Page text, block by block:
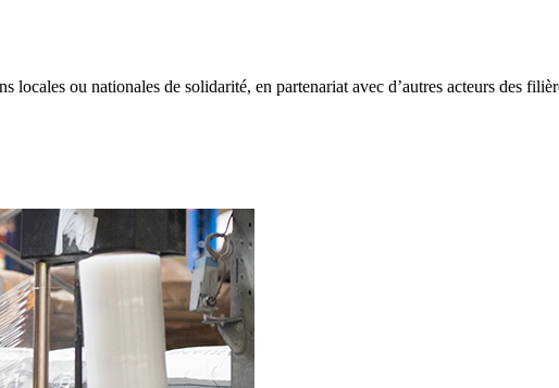
locales ou nationales de solidarité, en partenariat avec d’autres acteurs des